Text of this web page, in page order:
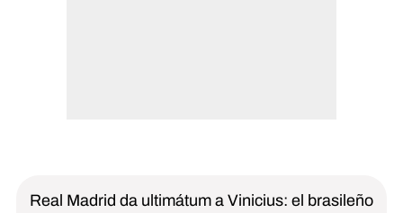
Real Madrid da ultimátum a Vinicius: el brasileño